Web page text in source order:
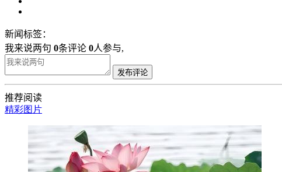
新闻标签：
我来说两句 0条评论 0人参与,
发布评论
推荐阅读